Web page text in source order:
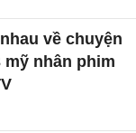
về chuyện
mỹ nhân phim